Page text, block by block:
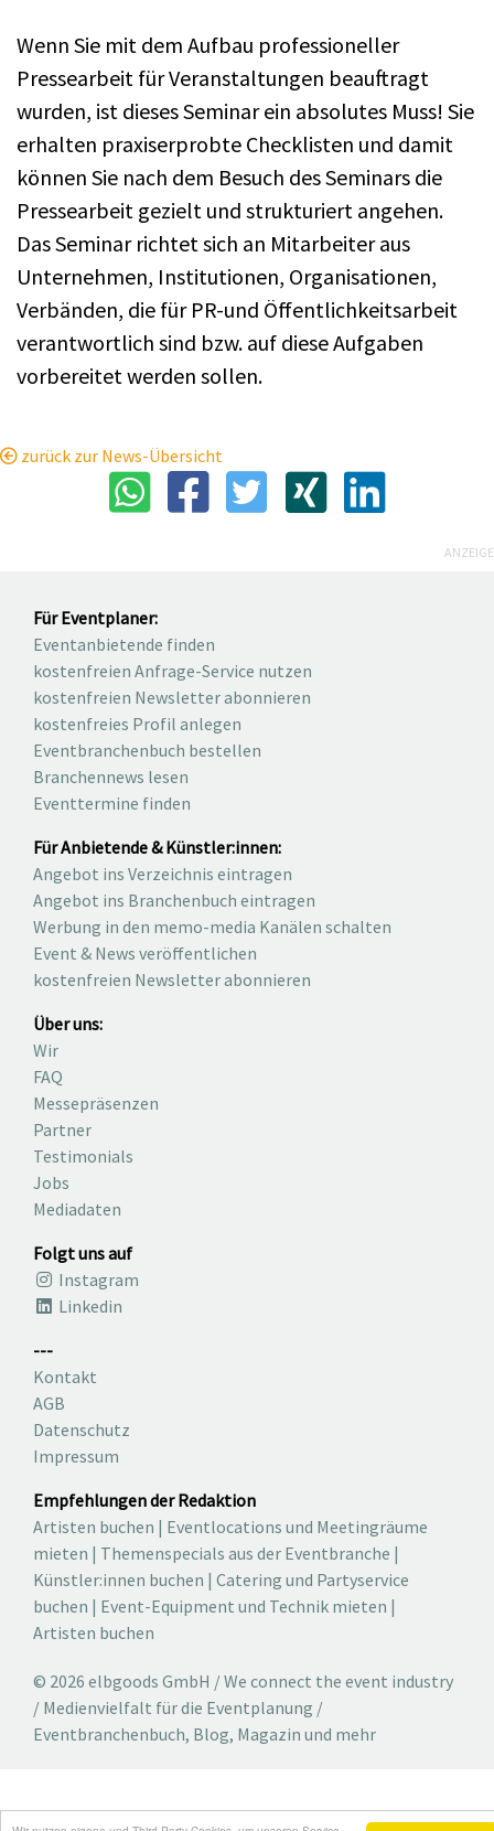
Wenn Sie mit dem Aufbau professioneller
Pressearbeit für Veranstaltungen beauftragt
wurden, ist dieses Seminar ein absolutes Muss! Sie
erhalten praxiserprobte Checklisten und damit
können Sie nach dem Besuch des Seminars die
Pressearbeit gezielt und strukturiert angehen.
Das Seminar richtet sich an Mitarbeiter aus
Unternehmen, Institutionen, Organisationen,
Verbänden, die für PR-und Öffentlichkeitsarbeit
verantwortlich sind bzw. auf diese Aufgaben
vorbereitet werden sollen.
zurück zur News-Übersicht
ANZEIGE
Für Eventplaner:
Eventanbietende finden
kostenfreien Anfrage-Service nutzen
kostenfreien Newsletter abonnieren
kostenfreies Profil anlegen
Eventbranchenbuch bestellen
Branchennews lesen
Eventtermine finden
Für Anbietende & Künstler:innen:
Angebot ins Verzeichnis eintragen
Angebot ins Branchenbuch eintragen
Werbung in den memo-media Kanälen schalten
Event & News veröffentlichen
kostenfreien Newsletter abonnieren
Über uns:
Wir
FAQ
Messepräsenzen
Partner
Testimonials
Jobs
Mediadaten
Folgt uns auf
Instagram
Linkedin
---
Kontakt
AGB
Datenschutz
Impressum
Empfehlungen der Redaktion
Artisten buchen | Eventlocations und Meetingräume
mieten | Themenspecials aus der Eventbranche |
Künstler:innen buchen | Catering und Partyservice
buchen | Event-Equipment und Technik mieten |
Artisten buchen
© 2026 elbgoods GmbH / We connect the event industry
/ Medienvielfalt für die Eventplanung /
Eventbranchenbuch, Blog, Magazin und mehr